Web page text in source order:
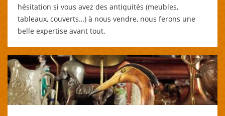
hésitation si vous avez des antiquités (meubles,
tableaux, couverts…) à nous vendre, nous ferons une
belle expertise avant tout.